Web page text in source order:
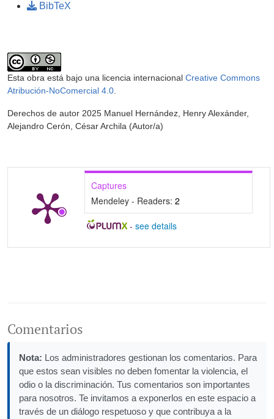
BibTeX
Esta obra está bajo una licencia internacional Creative Commons
Atribución-NoComercial 4.0
Derechos de autor 2025 Manuel Hernández, Henry Alexánder,
Alejandro Cerón, César Archila (Autor/a)
Captures
Mendeley - Readers: 2
- see details
Comentarios
Nota: Los administradores gestionan los comentarios. Para
que estos sean visibles no deben fomentar la violencia, el
odio o la discriminación. Tus comentarios son importantes
para nosotros. Te invitamos a exponerlos en este espacio a
través de un diálogo respetuoso y que contribuya a la